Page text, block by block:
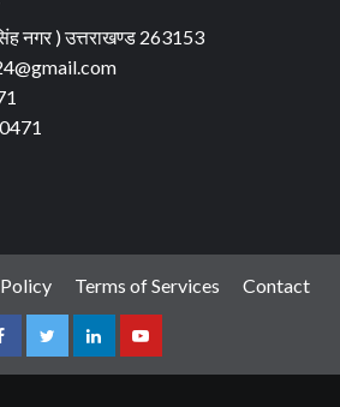
नगर ) उत्तराखण्ड 263153
Terms of Services Contact
TwitterLinkedinYoutube